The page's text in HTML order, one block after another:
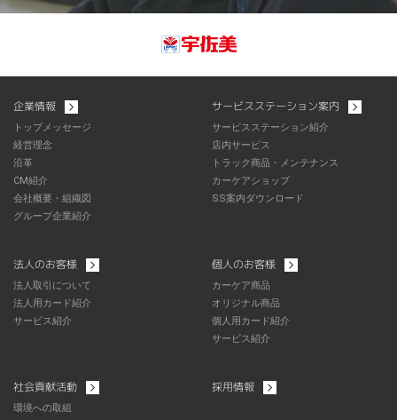
企業情報
トップメッセージ
経営理念
沿革
CM紹介
会社概要・組織図
グループ企業紹介
サービスステーション案内
サービスステーション紹介
店内サービス
トラック商品・メンテナンス
カーケアショップ
SS案内ダウンロード
法人のお客様
法人取引について
法人用カード紹介
サービス紹介
個人のお客様
カーケア商品
オリジナル商品
個人用カード紹介
サービス紹介
社会貢献活動
環境への取組
採用情報